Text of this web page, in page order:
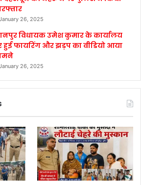
26, 2025
विधायक उमेश कुमार के कार्यालय
हुई फायरिंग और झड़प का वीडियो आया
26, 2025